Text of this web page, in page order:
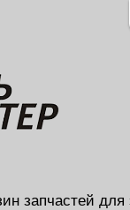
запчастей